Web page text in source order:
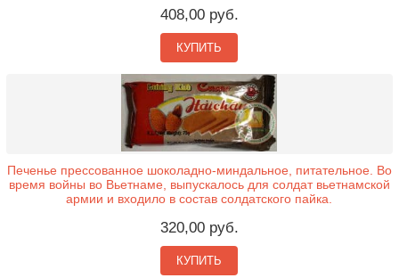
408,00 руб.
КУПИТЬ
Печенье прессованное шоколадно-миндальное, питательное. Во
время войны во Вьетнаме, выпускалось для солдат вьетнамской
армии и входило в состав солдатского пайка.
320,00 руб.
КУПИТЬ